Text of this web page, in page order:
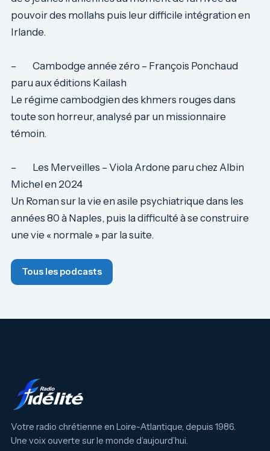
pouvoir des mollahs puis leur difficile intégration en
Irlande.
– Cambodge année zéro – François Ponchaud
paru aux éditions Kailash
Le régime cambodgien des khmers rouges dans
toute son horreur, analysé par un missionnaire
témoin.
– Les Merveilles – Viola Ardone paru chez Albin
Michel en 2024
Un Roman sur la vie en asile psychiatrique dans les
années 80 à Naples, puis la difficulté à se construire
une vie « normale » par la suite.
Tous les podcasts
Votre radio chrétienne en Loire-Atlantique, depuis 1986.
Une voix ouverte sur le monde d’aujourd’hui.